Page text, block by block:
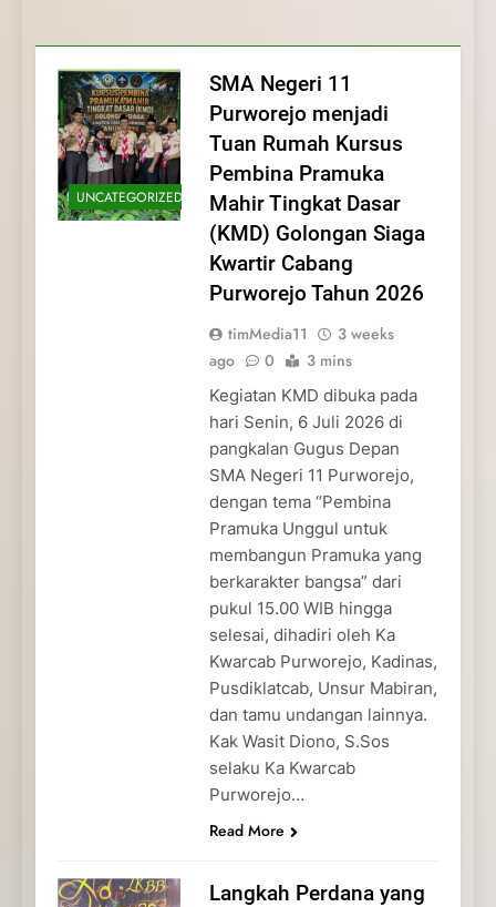
dan Pengabdian Generasi
Pramuka
Pramuka
Kepedulian
UNCATEGORIZED
SMA Negeri 11
Purworejo menjadi
Tuan Rumah Kursus
Pembina Pramuka
Mahir Tingkat Dasar
(KMD) Golongan Siaga
Kwartir Cabang
Purworejo Tahun 2026
timMedia11
3 weeks
ago
0 3 mins
Kegiatan KMD dibuka pada
hari Senin, 6 Juli 2026 di
pangkalan Gugus Depan
SMA Negeri 11 Purworejo,
dengan tema “Pembina
Pramuka Unggul untuk
membangun Pramuka yang
berkarakter bangsa” dari
pukul 15.00 WIB hingga
selesai, dihadiri oleh Ka
Kwarcab Purworejo, Kadinas,
Pusdiklatcab, Unsur Mabiran,
dan tamu undangan lainnya.
Kak Wasit Diono, S.Sos
selaku Ka Kwarcab
Purworejo…
Read More
Langkah Perdana yang